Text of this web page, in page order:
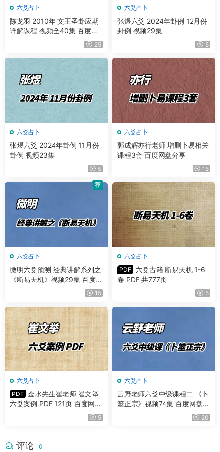
六爻占卜
陈龙羽 2010年 文王圣卦应期
详解课程 视频全40集 百度网
25
六爻占卜
张煜六爻 2024年卦例 12月份
卦例 视频29集
5
六爻占卜
张煜六爻 2024年卦例 11月份
卦例 视频23集
5
六爻占卜
郭成辉亦行老师 增删卜易相关
课程3套 百度网盘分享
15
六爻占卜
微明六爻预测 经典讲解系列之
《断易天机》视频29集 百度网
15
荐
六爻占卜
PDF 六爻古籍 断易天机 1-6
卷 PDF 共777页
5
六爻占卜
PDF 金水先生崔老师 崔文举
六爻案例 PDF 121页 百度网盘
5
六爻占卜
云野老师六爻中级课程二 《卜
筮正宗》视频74集 百度网盘分
20
评论 0